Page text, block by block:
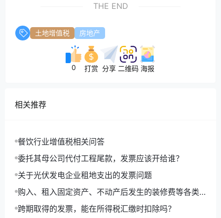
THE END
土地增值税 房地产
0 打赏 分享 二维码 海报
相关推荐
餐饮行业增值税相关问答
委托其母公司代付工程尾款，发票应该开给谁？
关于光伏发电企业租地支出的发票问题
购入、租入固定资产、不动产后发生的装修费等各类
费用进项抵扣问题的执行口径
跨期取得的发票，能在所得税汇缴时扣除吗？